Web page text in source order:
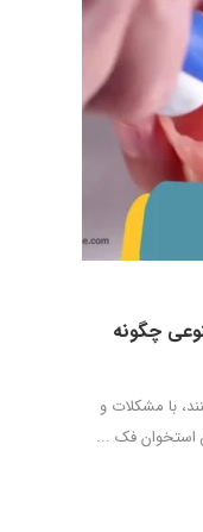
چگونه
با مشکلات و
استخوان فک ...